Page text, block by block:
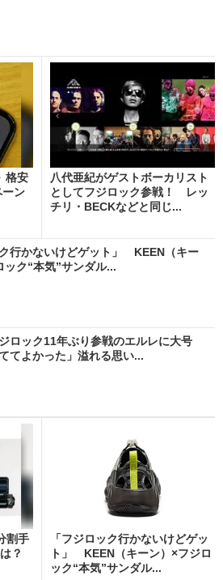
格安
ーン
八代亜紀がゲストボーカリスト
としてフジロック参戦！ レッ
チリ・BECKなどと同じ...
ク行かないけどゲット」 KEEN（キー
ック“本気”サンダル...
ロック11年ぶり参戦のエルレに大号
てよかった」溢れる思い...
割手
？
「フジロック行かないけどゲッ
ト」 KEEN（キーン）×フジロ
ック“本気”サンダル...